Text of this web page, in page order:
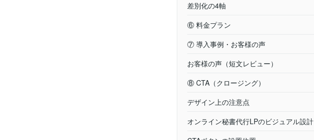
差別化の4軸
⑥ 料金プラン
⑦ 導入事例・お客様の声
お客様の声（短文レビュー）
⑧ CTA（クロージング）
デザイン上の注意点
オンライン秘書代行LPのビジュアル設計